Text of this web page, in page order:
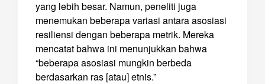
yang lebih besar. Namun, peneliti juga
menemukan beberapa variasi antara asosiasi
resiliensi dengan beberapa metrik. Mereka
mencatat bahwa ini menunjukkan bahwa
“beberapa asosiasi mungkin berbeda
berdasarkan ras [atau] etnis.”